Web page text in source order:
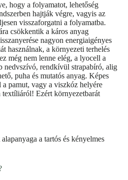
hogy a folyamatot, lehetőség
hajtják végre, vagyis az
visszaforgatni a folyamatba.
csökkentik a káros anyag
nagyon energiaigényes
használnak, a környezeti terhelés
még nem lenne elég, a lyocell a
nedvszívó, rendkívül strapabíró, alig
puha és mutatós anyag. Képes
pamut, vagy a viszkóz helyére
Ezért környezetbarát